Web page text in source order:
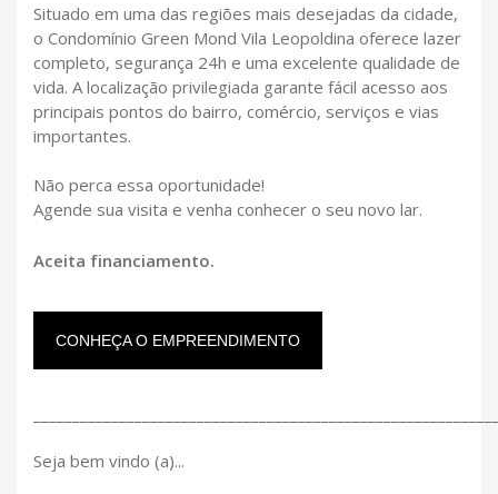
Situado em uma das regiões mais desejadas da cidade,
o Condomínio Green Mond Vila Leopoldina oferece lazer
completo, segurança 24h e uma excelente qualidade de
vida. A localização privilegiada garante fácil acesso aos
principais pontos do bairro, comércio, serviços e vias
importantes.
Não perca essa oportunidade!
Agende sua visita e venha conhecer o seu novo lar.
Aceita financiamento.
CONHEÇA O EMPREENDIMENTO
Seja bem vindo (a)...